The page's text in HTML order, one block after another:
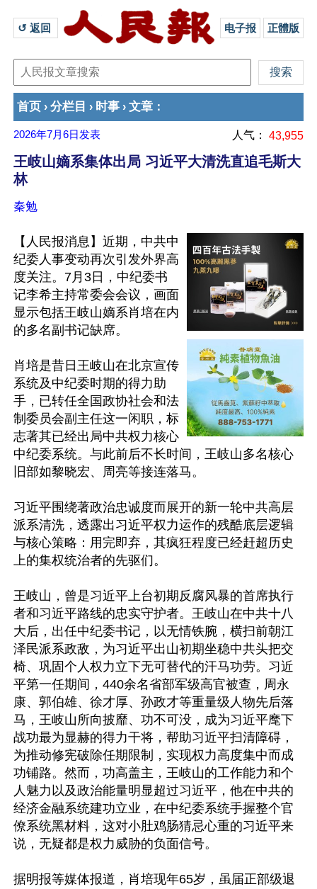
↺ 返回 电子报 正體版
首页 › 分栏目 › 时事 › 文章 ：
2026年7月6日 发表 人气： 43,955
王岐山嫡系集体出局 习近平大清洗直追毛斯大
林
秦勉
【人民报消息】近期，中共中
纪委人事变动再次引发外界高
度关注。7月3日，中纪委书
记李希主持常委会会议，画面
显示包括王岐山嫡系肖培在内
的多名副书记缺席。
肖培是昔日王岐山在北京宣传
系统及中纪委时期的得力助
手，已转任全国政协社会和法
制委员会副主任这一闲职，标
志著其已经出局中共权力核心
中纪委系统。与此前后不长时间，王岐山多名核心
旧部如黎晓宏、周亮等接连落马。
习近平围绕著政治忠诚度而展开的新一轮中共高层
派系清洗，透露出习近平权力运作的残酷底层逻辑
与核心策略：用完即弃，其疯狂程度已经赶超历史
上的集权统治者的先驱们。
王岐山，曾是习近平上台初期反腐风暴的首席执行
者和习近平路线的忠实守护者。王岐山在中共十八
大后，出任中纪委书记，以无情铁腕，横扫前朝江
泽民派系政敌，为习近平出山初期坐稳中共头把交
椅、巩固个人权力立下无可替代的汗马功劳。习近
平第一任期间，440余名省部军级高官被查，周永
康、郭伯雄、徐才厚、孙政才等重量级人物先后落
马，王岐山所向披靡、功不可没，成为习近平麾下
战功最为显赫的得力干将，帮助习近平扫清障碍，
为推动修宪破除任期限制，实现权力高度集中而成
功铺路。然而，功高盖主，王岐山的工作能力和个
人魅力以及政治能量明显超过习近平，他在中共的
经济金融系统建功立业，在中纪委系统手握整个官
僚系统黑材料，这对小肚鸡肠猜忌心重的习近平来
说，无疑都是权力威胁的负面信号。
据明报等媒体报道，肖培现年65岁，虽届正部级退